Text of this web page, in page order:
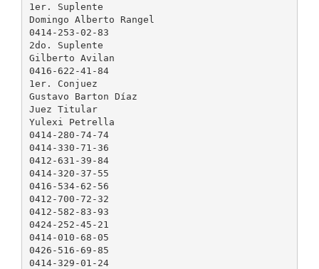
1er. Suplente
Domingo Alberto Rangel
0414-253-02-83
2do. Suplente
Gilberto Avilan
0416-622-41-84
1er. Conjuez
Gustavo Barton Díaz
Juez Titular
Yulexi Petrella
0414-280-74-74
0414-330-71-36
0412-631-39-84
0414-320-37-55
0416-534-62-56
0412-700-72-32
0412-582-83-93
0424-252-45-21
0414-010-68-05
0426-516-69-85
0414-329-01-24